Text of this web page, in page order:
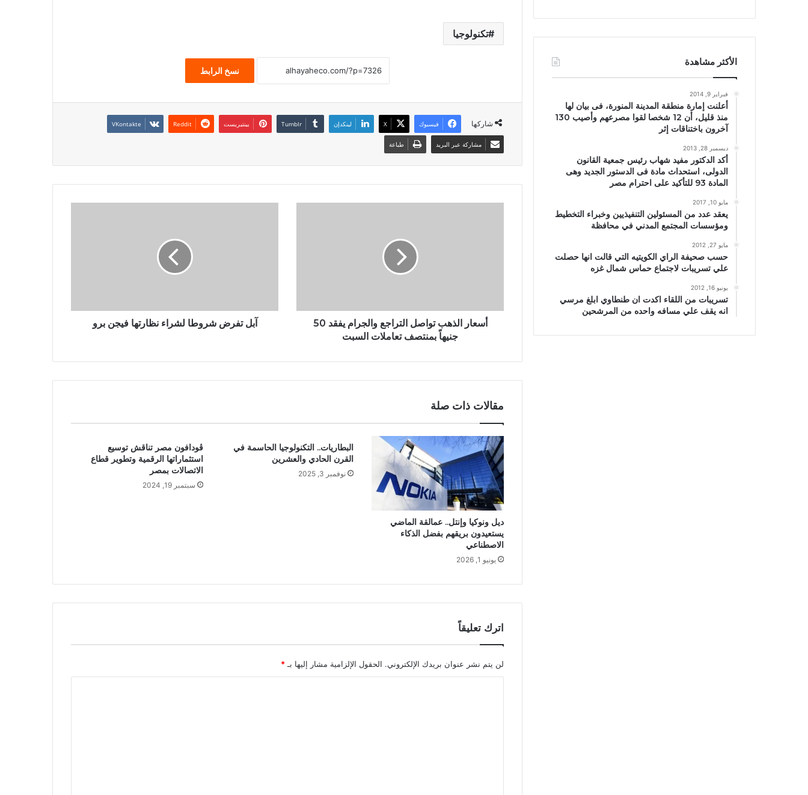
تكنولوجيا
نسخ الرابط
شاركها فيسبوك X لينكدإن بينتيريست
مشاركة عبر البريد طباعة
أسعار الذهب تواصل التراجع والجرام يفقد 50
جنيهاً بمنتصف تعاملات السبت
آبل تفرض شروطا لشراء نظارتها فيجن برو
مقالات ذات صلة
ديل ونوكيا وإنتل.. عمالقة الماضي
يستعيدون بريقهم بفضل الذكاء
الاصطناعي
يونيو 1, 2026
البطاريات.. التكنولوجيا الحاسمة في
القرن الحادي والعشرين
نوفمبر 3, 2025
ڤودافون مصر تناقش توسيع
استثماراتها الرقمية وتطوير قطاع
الاتصالات بمصر
سبتمبر 19, 2024
اترك تعليقاً
لن يتم نشر عنوان بريدك الإلكتروني. الحقول الإلزامية مشار إليها بـ *
الأكثر مشاهدة
فبراير 9, 2014
أعلنت إمارة منطقة المدينة المنورة، فى بيان لها
منذ قليل، أن 12 شخصا لقوا مصرعهم وأصيب 130
آخرون باختناقات إثر
ديسمبر 28, 2013
أكد الدكتور مفيد شهاب رئيس جمعية القانون
الدولى، استحداث مادة فى الدستور الجديد وهى
المادة 93 للتأكيد على احترام مصر
مايو 10, 2017
يعقد عدد من المسئولين التنفيذيين وخبراء التخطيط
ومؤسسات المجتمع المدني في محافظة
مايو 27, 2012
حسب صحيفة الراي الكويتيه التي قالت انها حصلت
علي تسريبات لاجتماع حماس شمال غزه
يونيو 16, 2012
تسريبات من اللقاء اكدت ان طنطاوي ابلغ مرسي
انه يقف علي مسافه واحده من المرشحين